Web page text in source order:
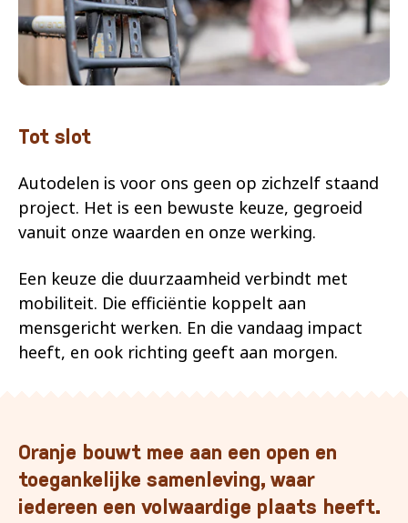
Tot slot
Autodelen is voor ons geen op zichzelf staand
project. Het is een bewuste keuze, gegroeid
vanuit onze waarden en onze werking.
Een keuze die duurzaamheid verbindt met
mobiliteit. Die efficiëntie koppelt aan
mensgericht werken. En die vandaag impact
heeft, en ook richting geeft aan morgen.
Oranje bouwt mee aan een open en
toegankelijke samenleving, waar
iedereen een volwaardige plaats heeft.